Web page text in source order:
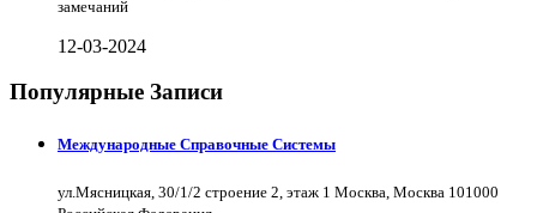
замечаний
12-03-2024
Популярные Записи
Международные Справочные Системы
ул.Мясницкая, 30/1/2 строение 2, этаж 1 Москва, Москва 101000